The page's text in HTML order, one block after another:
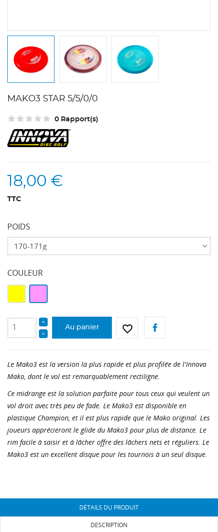
MAKO3 STAR 5/5/0/0
0 Rapport(s)
18,00 €
TTC
POIDS
COULEUR
Au panier favorite_border
Le Mako3 est la version la plus rapide et plus profilée de l'Innova
Mako, dont le vol est remarquablement rectiligne.
Ce midrange est la solution parfaite pour tous ceux qui veulent un
vol droit avec très peu de fade. Le Mako3 est disponible en
plastique Champion, et il est plus rapide que le Mako original. Les
joueurs apprécieront le glide du Mako3 pour plus de distance. Le
rim facile à saisir et à lâcher offre des lâchers nets et réguliers. Le
Mako3 est un excellent disque pour les tournois à un seul disque.
DÉTAILS DU PRODUIT
DESCRIPTION
AJOUTER À MA LISTE D'ENVIES
NOM DE LA LISTE D'ENVIES
Vous devez être connecté pour ajouter des produits